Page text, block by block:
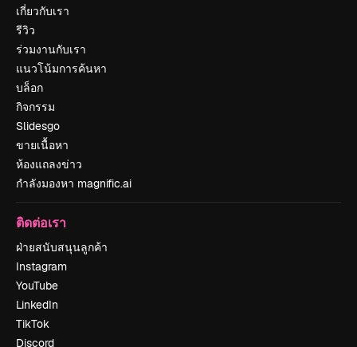
เกี่ยวกับเรา
รีวิว
ร่วมงานกับเรา
แนวโน้มการค้นหา
บล็อก
กิจกรรม
Slidesgo
ขายเนื้อหา
ห้องแถลงข่าว
กำลังมองหา magnific.ai
ติดต่อเรา
ฝ่ายสนับสนุนลูกค้า
Instagram
YouTube
LinkedIn
TikTok
Discord